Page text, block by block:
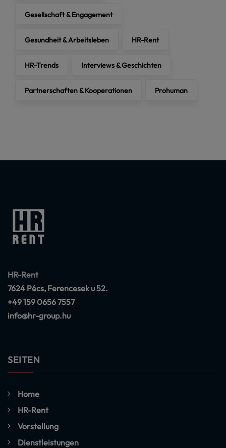
Gesellschaft & Engagement
Gesundheit & Arbeitsleben HR-Rent
HR-Trends Interviews & Geschichten
Partnerschaften & Kooperationen Prohuman
HR-Rent
7624 Pécs, Ferencesek u 52.
+49 159 0656 7557
info@hr-group.hu
SEITEN
Home
HR-Rent
Vorstellung
Dienstleistungen